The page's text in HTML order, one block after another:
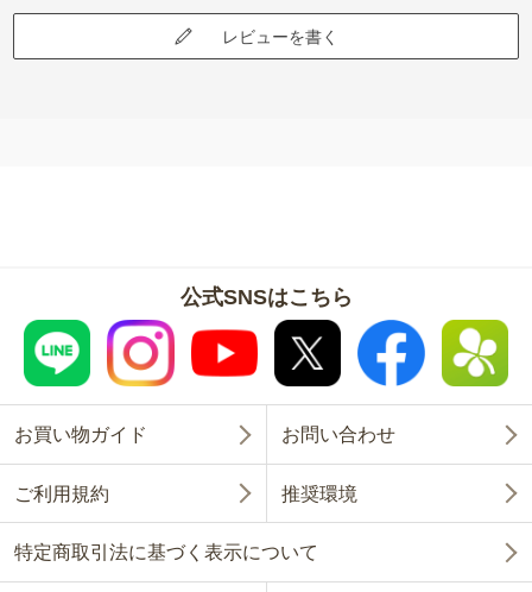
レビューを書く
公式SNSはこちら
お買い物ガイド お問い合わせ
ご利用規約 推奨環境
特定商取引法に基づく表示について